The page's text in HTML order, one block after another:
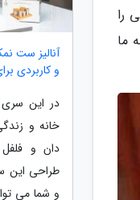
را
ما
آنالیز ست
و کاربردی
در این سری
خانه و
دان و
طراحی این
و شما می